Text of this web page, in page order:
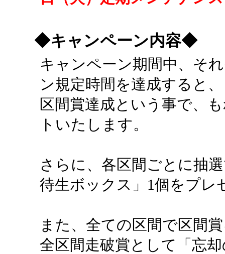
◆キャンペーン内容◆
キャンペーン期間中、そ
ン規定時間を達成すると、
区間賞達成という事で、
トいたします。
さらに、各区間ごとに抽
待生ボックス」1個をプレ
また、全ての区間で区間
全区間走破賞として「忘